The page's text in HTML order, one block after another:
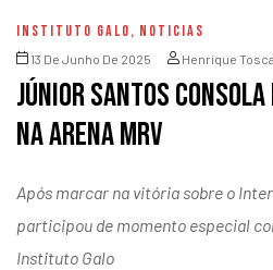
INSTITUTO GALO, NOTICIAS
13 De Junho De 2025 Henrique
Júnior Santos consola
na Arena MRV
Após marcar na vitória sobre o
participou de momento especial
Instituto Galo